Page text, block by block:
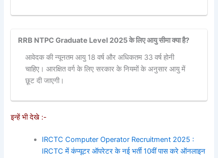
RRB NTPC Graduate Level 2025 के लिए आयु सीमा क्या है?
आवेदक की न्यूनतम आयु 18 वर्ष और अधिकतम 33 वर्ष होनी
चाहिए। आरक्षित वर्ग के लिए सरकार के नियमों के अनुसार आयु में
छूट दी जाएगी।
इन्हें भी देखे :-
IRCTC Computer Operator Recruitment 2025 :
IRCTC में कंप्यूटर ऑपरेटर के नई भर्ती 10वीं पास करे ऑनलाइन